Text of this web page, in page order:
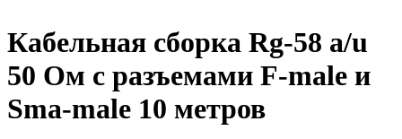
Кабельная сборка Rg-58 a/u
50 Ом с разъемами F-male и
Sma-male 10 метров